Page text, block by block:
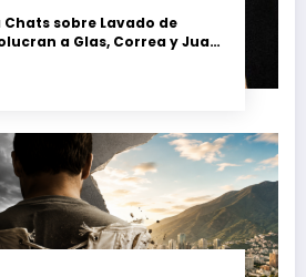
Chats sobre Lavado de
a Glas, Correa y Juan